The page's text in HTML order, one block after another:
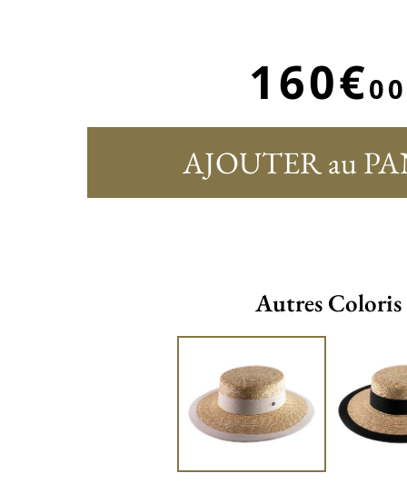
160€00
AJOUTER au
Autres Coloris